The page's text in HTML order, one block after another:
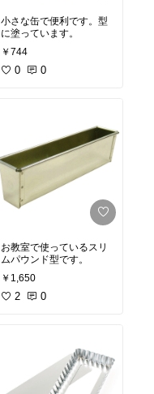
小さな缶で便利です。型
に塗っています。
￥744
0 0
お教室で使っているスリ
ムパウンド型です。
￥1,650
2 0